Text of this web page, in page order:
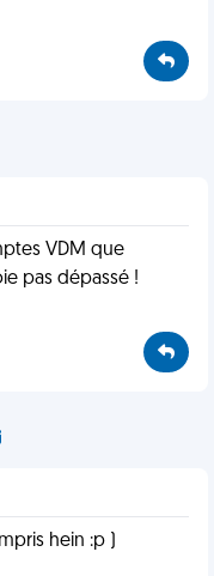
VDM que
pas dépassé !
hein :p )